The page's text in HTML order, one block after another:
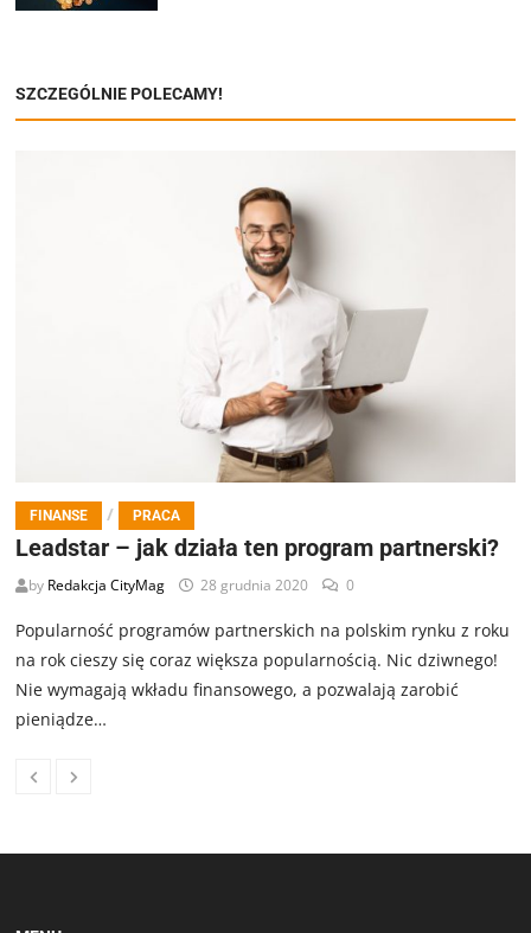
SZCZEGÓLNIE POLECAMY!
FINANSE / PRACA
Leadstar – jak działa ten program partnerski?
by Redakcja CityMag 28 grudnia 2020 0
Popularność programów partnerskich na polskim rynku z roku
na rok cieszy się coraz większa popularnością. Nic dziwnego!
Nie wymagają wkładu finansowego, a pozwalają zarobić
pieniądze…